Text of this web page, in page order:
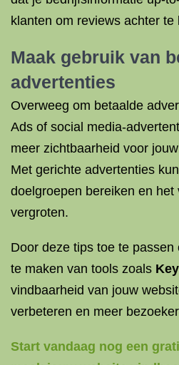
klanten om reviews achter te
Maak gebruik van
advertenties
Overweeg om betaalde
Ads of social media-
meer zichtbaarheid voor
Met gerichte advertenties
doelgroepen bereiken en
vergroten.
Door deze tips toe te
te maken van tools zoals
vindbaarheid van jouw
verbeteren en meer
Start vandaag nog een